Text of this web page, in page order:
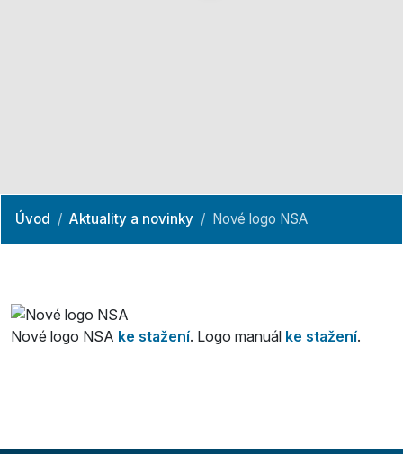
Úvod Aktuality a novinky Nové logo NSA
Nové logo NSA ke stažení. Logo manuál ke stažení.